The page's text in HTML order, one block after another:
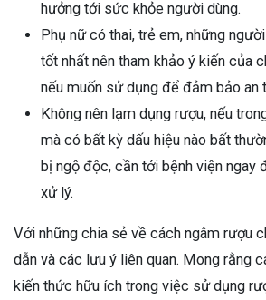
hưởng tới sức khỏe người dùng.
Phụ nữ có thai, trẻ em, những
tốt nhất nên tham khảo ý kiến của
nếu muốn sử dụng để đảm bảo an
Không nên lạm dụng rượu, nếu
mà có bất kỳ dấu hiệu nào bất
bị ngộ độc, cần tới bệnh viện ngay
xử lý.
Với những chia sẻ về cách ngâm rượu
dẫn và các lưu ý liên quan. Mong rằng
kiến thức hữu ích trong việc sử dụng